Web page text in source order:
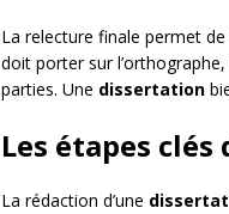
La relecture finale permet
doit porter sur
parties. Une dissertation
Les étapes
La rédaction d’une